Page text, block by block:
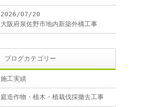
2026/07/20
大阪府泉佐野市地内新築外構工事
ブログカテゴリー
施工実績
庭造作物・植木・植栽伐採撤去工事